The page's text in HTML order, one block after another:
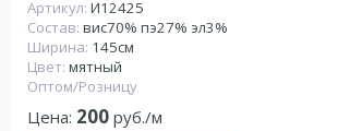
Артикул: И12425
Состав: вис70% пэ27% эл3%
Ширина: 145см
Цвет: мятный
Оптом/Розницу
Цена: 200 руб./м